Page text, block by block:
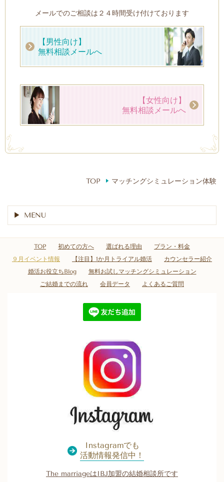
メールでのご相談は２４時間受け付けております
【男性向け】
無料相談メールへ
【女性向け】
無料相談メールへ
TOP マッチングシミュレーション体験
MENU
TOP 初めての方へ 選ばれる理由
プラン・料金
９月イベント情報
【注目】1か月トライアル婚活
カウンセラー紹介
婚活お役立ちBlog
無料お試しマッチングシミュレーション
ご結婚までの流れ
会員データ よくあるご質問
Instagramでも
活動情報発信中！
The marriageはIBJ加盟の結婚相談所です